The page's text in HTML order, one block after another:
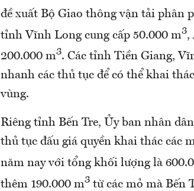
đề xuất Bộ Giao thông vận tải phân
tỉnh Vĩnh Long cung cấp 50.000 m3,
200.000 m3. Các tỉnh Tiền Giang,
nhanh các thủ tục để có thể khai
vùng.
Riêng tỉnh Bến Tre, Ủy ban nhân
thủ tục đấu giá quyền khai thác các
năm nay với tổng khối lượng là
thêm 190.000 m3 từ các mỏ mà Bến